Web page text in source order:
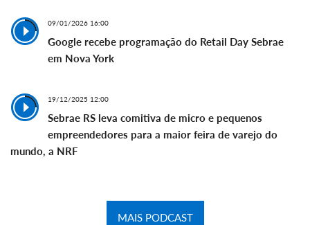
09/01/2026 16:00
Google recebe programação do Retail Day Sebrae
em Nova York
19/12/2025 12:00
Sebrae RS leva comitiva de micro e pequenos
empreendedores para a maior feira de varejo do
mundo, a NRF
MAIS PODCAST